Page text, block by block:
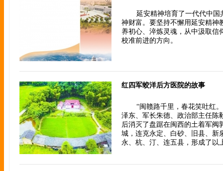
延安精神培育了一代代中
神财富。要坚持不懈用延安精神
养初心、淬炼灵魂，从中汲取信
校准前进的方向。
红四军蛟洋后方医院的故事
“闽赣路千里，春花笑吐红
泽东、军长朱德、政治部主任陈
后消灭了盘踞在闽西的土着军阀
城，连克永定、白砂、旧县、新
永、杭、汀、连五县，形成了以